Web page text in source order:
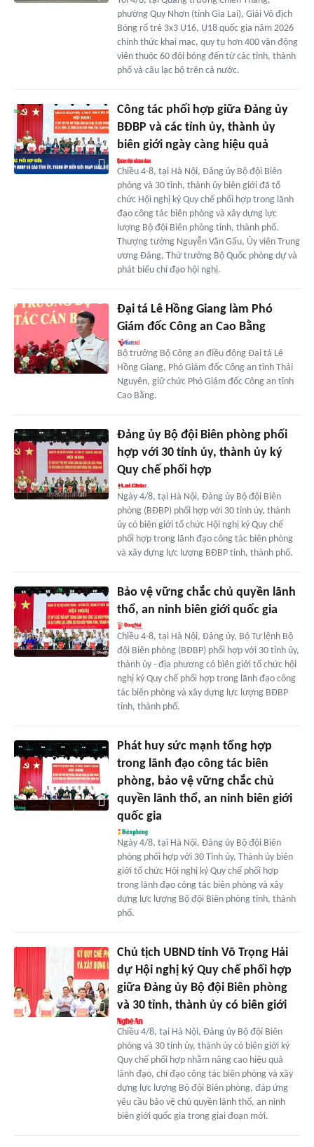
phường Quy Nhơn (tỉnh Gia Lai), Giải Vô địch
Bóng rổ trẻ 3x3 U16, U18 quốc gia năm 2026
chính thức khai mạc, quy tụ hơn 400 vận động
viên thuộc 60 đội bóng đến từ các tỉnh, thành
phố và câu lạc bộ trên cả nước.
Công tác phối hợp giữa Đảng ủy
BĐBP và các tỉnh ủy, thành ủy
biên giới ngày càng hiệu quả
Chiều 4-8, tại Hà Nội, Đảng ủy Bộ đội Biên
phòng và 30 tỉnh, thành ủy biên giới đã tổ
chức Hội nghị ký Quy chế phối hợp trong lãnh
đạo công tác biên phòng và xây dựng lực
lượng Bộ đội Biên phòng tỉnh, thành phố.
Thượng tướng Nguyễn Văn Gấu, Ủy viên Trung
ương Đảng, Thứ trưởng Bộ Quốc phòng dự và
phát biểu chỉ đạo hội nghị.
Đại tá Lê Hồng Giang làm Phó
Giám đốc Công an Cao Bằng
Bộ trưởng Bộ Công an điều động Đại tá Lê
Hồng Giang, Phó Giám đốc Công an tỉnh Thái
Nguyên, giữ chức Phó Giám đốc Công an tỉnh
Cao Bằng.
Đảng ủy Bộ đội Biên phòng phối
hợp với 30 tỉnh ủy, thành ủy ký
Quy chế phối hợp
Ngày 4/8, tại Hà Nội, Đảng ủy Bộ đội Biên
phòng (BĐBP) phối hợp với 30 tỉnh ủy, thành
ủy có biên giới tổ chức Hội nghị ký Quy chế
phối hợp trong lãnh đạo công tác biên phòng
và xây dựng lực lượng BĐBP tỉnh, thành phố.
Bảo vệ vững chắc chủ quyền lãnh
thổ, an ninh biên giới quốc gia
Chiều 4-8, tại Hà Nội, Đảng ủy, Bộ Tư lệnh Bộ
đội Biên phòng (BĐBP) phối hợp với 30 tỉnh ủy,
thành ủy - địa phương có biên giới tổ chức hội
nghị ký Quy chế phối hợp trong lãnh đạo công
tác biên phòng và xây dựng lực lượng BĐBP
tỉnh, thành phố.
Phát huy sức mạnh tổng hợp
trong lãnh đạo công tác biên
phòng, bảo vệ vững chắc chủ
quyền lãnh thổ, an ninh biên giới
quốc gia
Ngày 4/8, tại Hà Nội, Đảng ủy Bộ đội Biên
phòng phối hợp với 30 Tỉnh ủy, Thành ủy biên
giới tổ chức Hội nghị ký Quy chế phối hợp
trong lãnh đạo công tác biên phòng và xây
dựng lực lượng Bộ đội Biên phòng tỉnh, thành
phố.
Chủ tịch UBND tỉnh Võ Trọng Hải
dự Hội nghị ký Quy chế phối hợp
giữa Đảng ủy Bộ đội Biên phòng
và 30 tỉnh, thành ủy có biên giới
Chiều 4/8, tại Hà Nội, Đảng ủy Bộ đội Biên
phòng và 30 tỉnh ủy, thành ủy có biên giới ký
Quy chế phối hợp nhằm nâng cao hiệu quả
lãnh đạo, chỉ đạo công tác biên phòng và xây
dựng lực lượng Bộ đội Biên phòng, đáp ứng
yêu cầu bảo vệ chủ quyền lãnh thổ, an ninh
biên giới quốc gia trong giai đoạn mới.